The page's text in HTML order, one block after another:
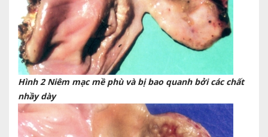
Hình 2 Niêm mạc mề phù và bị bao quanh bởi các chất
nhầy dày